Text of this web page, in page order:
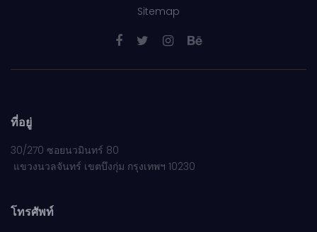
Sitemap
ที่อยู่
30/270 ซอยนวมินทร์ 80
แขวงนวลจันทร์ เขตบึงกุ่ม กรุงเทพฯ 10230
โทรศัพท์